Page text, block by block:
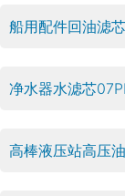
船用配件回油滤
净水器水滤芯
高棒液压站高压